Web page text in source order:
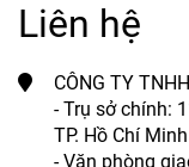
Liên hệ
CÔNG TY
- Trụ sở chính:
TP. Hồ Chí
- Văn phòng